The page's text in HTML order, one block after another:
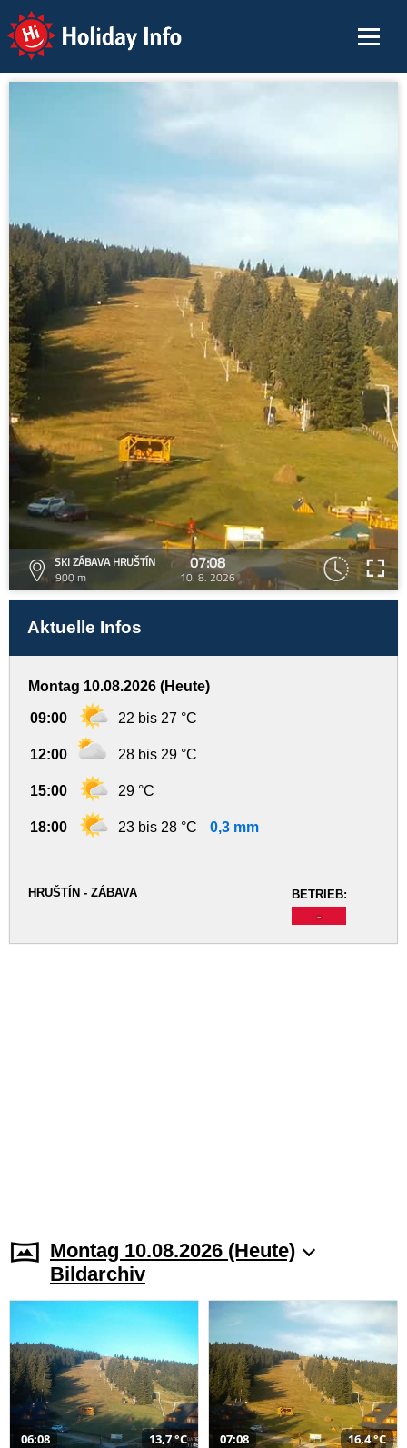
Holiday Info
SKI ZÁBAVA HRUŠTÍN
900 m
07:08
10. 8. 2026
Aktuelle Infos
Montag 10.08.2026 (Heute)
09:00 22 bis 27 °C
12:00 28 bis 29 °C
15:00 29 °C
18:00 23 bis 28 °C 0,3 mm
BETRIEB:
-
HRUŠTÍN - ZÁBAVA
Montag 10.08.2026 (Heute)
Bildarchiv
06:08 13,7 °C 07:08 16,4 °C